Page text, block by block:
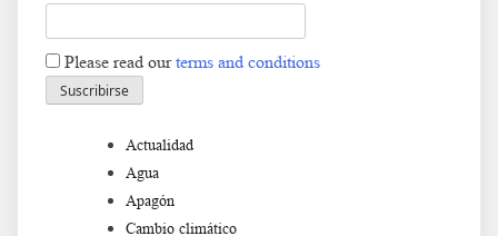
Please read ourterms and conditions
Actualidad
Agua
Apagón
Cambio climático